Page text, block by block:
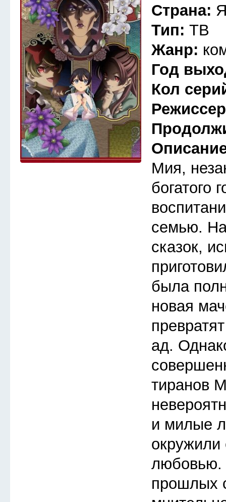
Страна:
Тип: ТВ
Жанр:
Год
Кол
Мия,
богатого
семью.
сказок,
была
новая
ад.
тиранов
и милые
окружили
любовью.
прошлых